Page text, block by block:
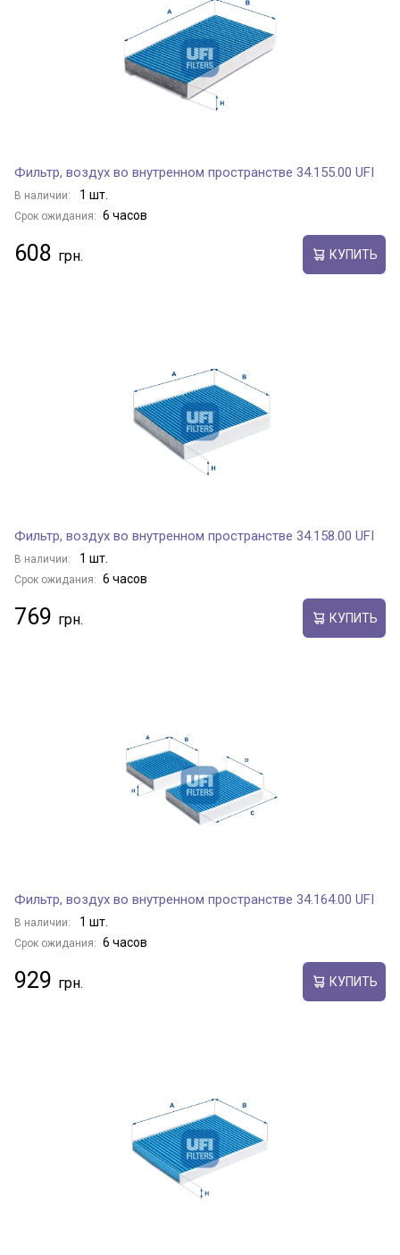
Фильтр, воздух во внутренном пространстве 34.155.00 UFI
В наличии: 1 шт.
Срок ожидания: 6 часов
608 КУПИТЬ
Фильтр, воздух во внутренном пространстве 34.158.00 UFI
В наличии: 1 шт.
Срок ожидания: 6 часов
769 КУПИТЬ
Фильтр, воздух во внутренном пространстве 34.164.00 UFI
В наличии: 1 шт.
Срок ожидания: 6 часов
929 КУПИТЬ